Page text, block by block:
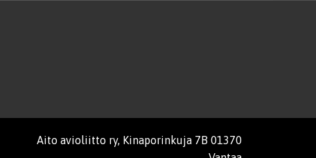
Aito avioliitto ry, Kinaporinkuja 7B 01370